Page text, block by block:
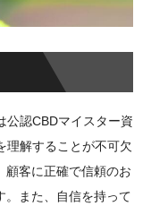
公認CBDマイスター資
理解することが不可欠
顧客に正確で信頼のお
。また、自信を持って